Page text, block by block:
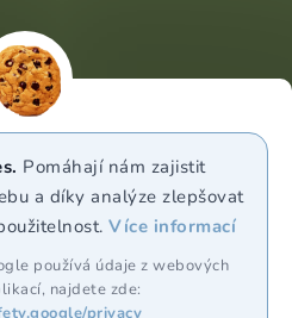
Pomáhají nám zajistit
a díky analýze zlepšovat
Více informací
používá údaje z webových
najdete zde:
privacy